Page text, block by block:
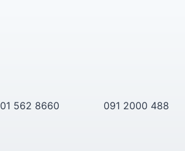
01 562 8660 091 2000 488